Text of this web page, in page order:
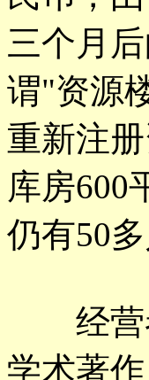
三个月
谓"资源
重新注
库房600
仍有50
经营者
学术著